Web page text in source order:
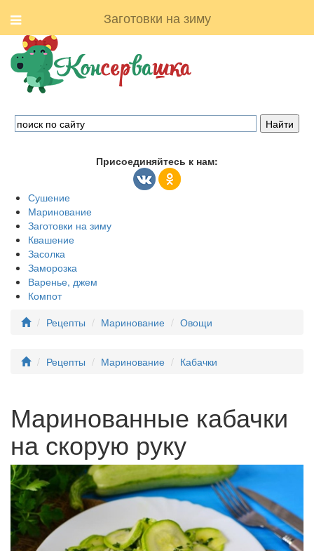
Заготовки на зиму
Присоединяйтесь к нам:
Сушение
Маринование
Заготовки на зиму
Квашение
Засолка
Заморозка
Варенье, джем
Компот
Рецепты
Маринование Овощи
Рецепты Маринование Кабачки
Маринованные кабачки
на скорую руку